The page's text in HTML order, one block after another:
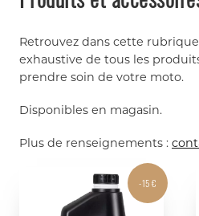
Retrouvez dans cette
exhaustive de tous les
prendre soin de votre moto.
Disponibles en magasin.
Plus de renseignements :
-15 €